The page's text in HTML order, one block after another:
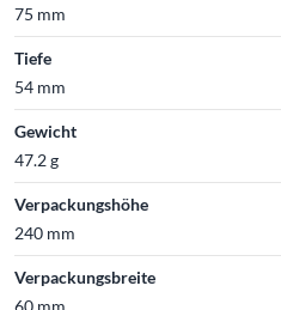
75 mm
Tiefe
54 mm
Gewicht
47.2 g
Verpackungshöhe
240 mm
Verpackungsbreite
60 mm